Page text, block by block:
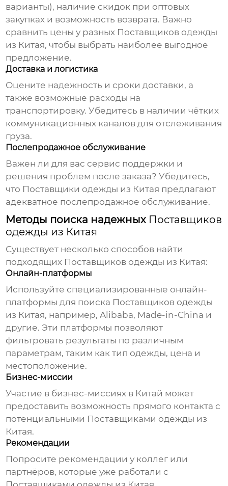
варианты), наличие скидок при оптовых
закупках и возможность возврата. Важно
сравнить цены у разных Поставщиков одежды
из Китая, чтобы выбрать наиболее выгодное
предложение.
Доставка и логистика
Оцените надежность и сроки доставки, а
также возможные расходы на
транспортировку. Убедитесь в наличии чётких
коммуникационных каналов для отслеживания
груза.
Послепродажное обслуживание
Важен ли для вас сервис поддержки и
решения проблем после заказа? Убедитесь,
что Поставщики одежды из Китая предлагают
адекватное послепродажное обслуживание.
Методы поиска надежных Поставщиков
одежды из Китая
Существует несколько способов найти
подходящих Поставщиков одежды из Китая:
Онлайн-платформы
Используйте специализированные онлайн-
платформы для поиска Поставщиков одежды
из Китая, например, Alibaba, Made-in-China и
другие. Эти платформы позволяют
фильтровать результаты по различным
параметрам, таким как тип одежды, цена и
местоположение.
Бизнес-миссии
Участие в бизнес-миссиях в Китай может
предоставить возможность прямого контакта с
потенциальными Поставщиками одежды из
Китая.
Рекомендации
Попросите рекомендации у коллег или
партнёров, которые уже работали с